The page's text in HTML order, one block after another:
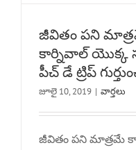
జీవితం పని
కార్నివాల్ యొక్క
పీచ్ డే ట్రిప్
జూలై 10, 2019 | వార్తలు
జీవితం పని మాత్రమే